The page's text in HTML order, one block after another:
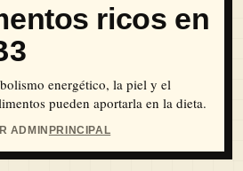
ricos en
energético, la piel y el
pueden aportarla en la dieta.
ADMINPRINCIPAL